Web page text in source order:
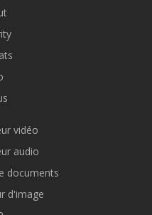
vidéo
audio
documents
d'image